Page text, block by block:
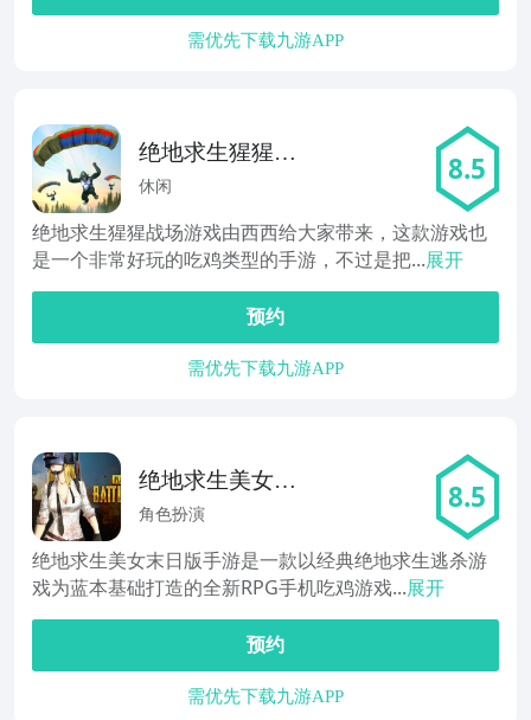
需优先下载九游APP
绝地求生猩猩战
场
休闲 8.5
绝地求生猩猩战场游戏由西西给大家带来，这款游戏也
是一个非常好玩的吃鸡类型的手游，不过是把...展开
预约
需优先下载九游APP
绝地求生美女末
日
角色扮演 8.5
绝地求生美女末日版手游是一款以经典绝地求生逃杀游
戏为蓝本基础打造的全新RPG手机吃鸡游戏...展开
预约
需优先下载九游APP